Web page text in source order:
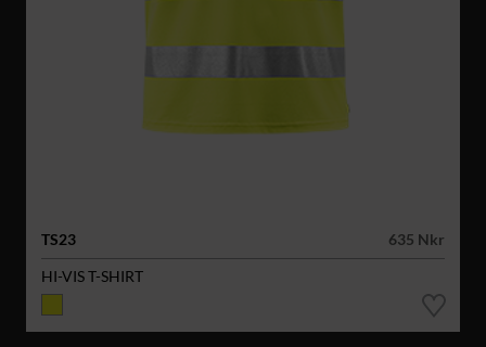
TS23
635 Nkr
HI-VIS T-SHIRT